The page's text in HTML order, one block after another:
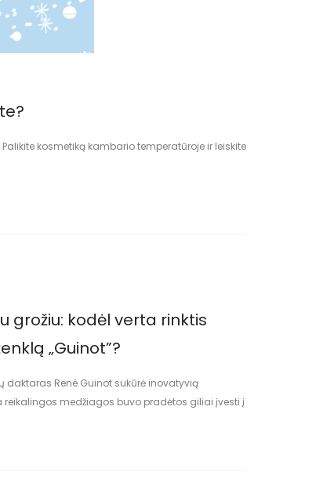
kosmetiką kambario temperatūroje ir leiskite
grožiu: kodėl verta rinktis
„Guinot”?
daktaras René Guinot sukūrė inovatyvią
reikalingos medžiagos buvo pradėtos giliai įvesti į